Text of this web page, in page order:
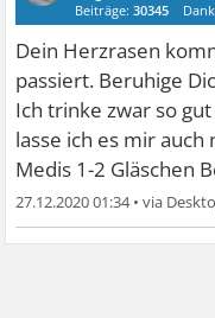
Beiträge:30345
Dein Herzrasen
passiert. Beruhige
Ich trinke zwar so
lasse ich es mir
Medis 1-2 Gläschen
27.12.2020 01:34•